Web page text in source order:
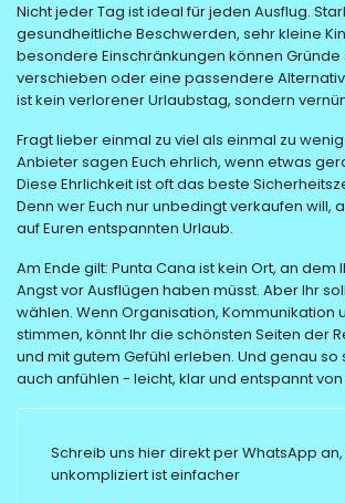
Nicht jeder Tag ist ideal für jeden Ausflug.
gesundheitliche Beschwerden, sehr kleine
besondere Einschränkungen können Gründe
verschieben oder eine passendere
ist kein verlorener Urlaubstag, sondern
Fragt lieber einmal zu viel als einmal zu
Anbieter sagen Euch ehrlich, wenn etwas
Diese Ehrlichkeit ist oft das beste
Denn wer Euch nur unbedingt verkaufen will,
auf Euren entspannten Urlaub.
Am Ende gilt: Punta Cana ist kein Ort, an dem
Angst vor Ausflügen haben müsst. Aber Ihr
wählen. Wenn Organisation, Kommunikation
stimmen, könnt Ihr die schönsten Seiten der
und mit gutem Gefühl erleben. Und genau so
auch anfühlen - leicht, klar und entspannt
Schreib uns hier direkt per WhatsApp
unkompliziert ist einfacher